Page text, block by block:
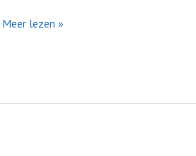
we
gebeuren?
Meer lezen »